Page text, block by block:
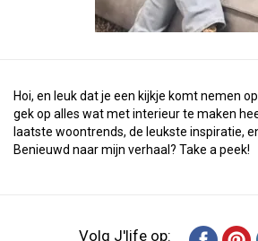
Hoi, en leuk dat je een kijkje komt nemen
gek op alles wat met interieur te maken
laatste woontrends, de leukste inspiratie,
Benieuwd naar mijn verhaal? Take a peek!
Volg J'life op: